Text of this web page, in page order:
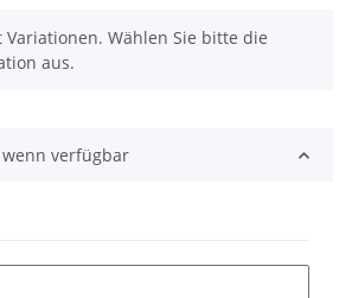
Variationen. Wählen Sie bitte die
aus.
verfügbar